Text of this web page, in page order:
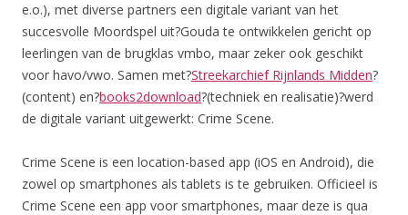
e.o.), met diverse partners een digitale variant van het
succesvolle Moordspel uit?Gouda te ontwikkelen gericht op
leerlingen van de brugklas vmbo, maar zeker ook geschikt
voor havo/vwo. Samen met?Streekarchief Rijnlands Midden?
(content) en?books2download?(techniek en realisatie)?werd
de digitale variant uitgewerkt: Crime Scene.
Crime Scene is een location-based app (iOS en Android), die
zowel op smartphones als tablets is te gebruiken. Officieel is
Crime Scene een app voor smartphones, maar deze is qua